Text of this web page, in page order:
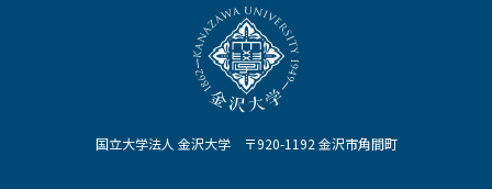
国立大学法人 金沢大学 〒920-1192 金沢市角間町